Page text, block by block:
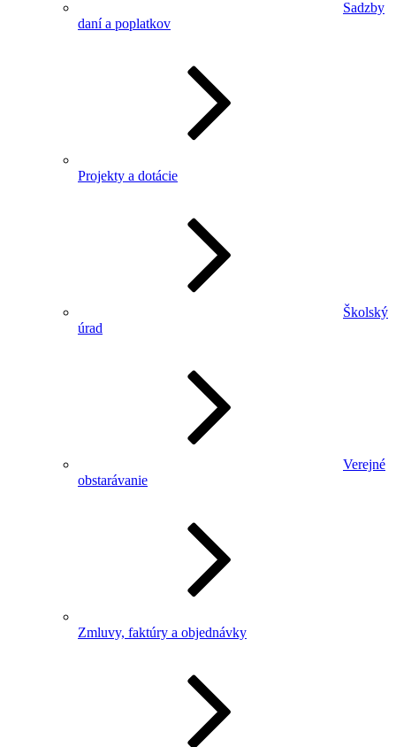
Sadzby
daní a poplatkov
Projekty a dotácie
Školský
úrad
Verejné
obstarávanie
Zmluvy, faktúry a objednávky